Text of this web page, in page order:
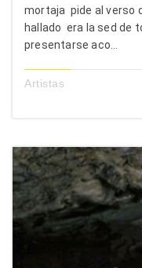
mortaja pide al verso
hallado era la sed de
presentarse aco...
Artistas